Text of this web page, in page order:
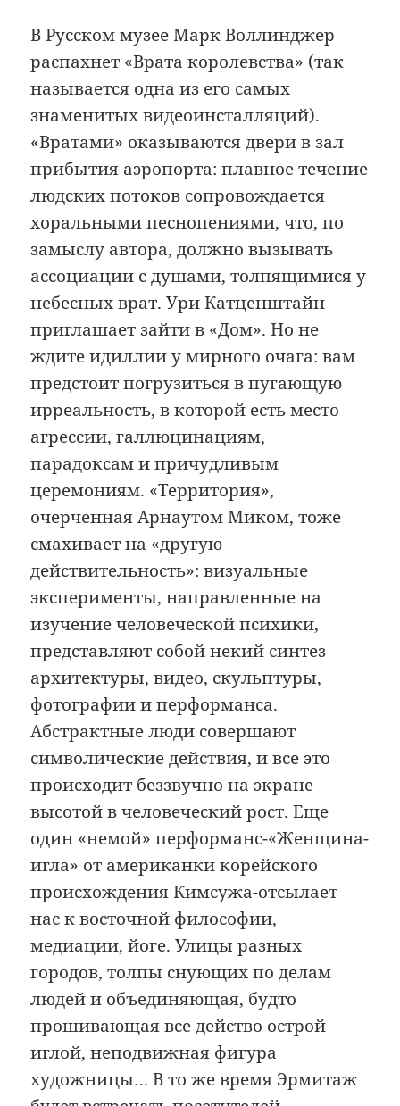
В Русском музее Марк Воллинджер
распахнет «Врата королевства» (так
называется одна из его самых
знаменитых видеоинсталляций).
«Вратами» оказываются двери в зал
прибытия аэропорта: плавное течение
людских потоков сопровождается
хоральными песнопениями, что, по
замыслу автора, должно вызывать
ассоциации с душами, толпящимися у
небесных врат. Ури Катценштайн
приглашает зайти в «Дом». Но не
ждите идиллии у мирного очага: вам
предстоит погрузиться в пугающую
ирреальность, в которой есть место
агрессии, галлюцинациям,
парадоксам и причудливым
церемониям. «Территория»,
очерченная Арнаутом Миком, тоже
смахивает на «другую
действительность»: визуальные
эксперименты, направленные на
изучение человеческой психики,
представляют собой некий синтез
архитектуры, видео, скульптуры,
фотографии и перформанса.
Абстрактные люди совершают
символические действия, и все это
происходит беззвучно на экране
высотой в человеческий рост. Еще
один «немой» перформанс-«Женщина-
игла» от американки корейского
происхождения Кимсужа-отсылает
нас к восточной философии,
медиации, йоге. Улицы разных
городов, толпы снующих по делам
людей и объединяющая, будто
прошивающая все действо острой
иглой, неподвижная фигура
художницы… В то же время Эрмитаж